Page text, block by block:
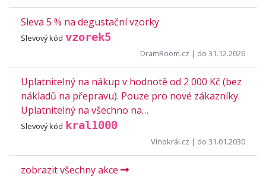
Sleva 5 % na degustační vzorky
Slevový kód vzorek5
DramRoom.cz | do 31.12.2026
Uplatnitelný na nákup v hodnotě od 2 000 Kč (bez
nákladů na přepravu). Pouze pro nové zákazníky.
Uplatnitelný na všechno na…
Slevový kód kral1000
Vínokrál.cz | do 31.01.2030
zobrazit všechny akce